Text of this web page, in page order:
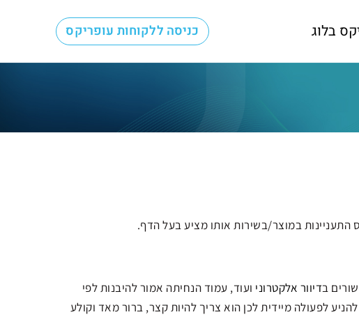
בלוג כניסה ללקוחות עופריקס
התעניינות במוצר/בשירות אותו מציע בעל הדף.
בדיוור אלקטרוני ועוד, עמוד הנחיתה אמור להיבנות לפי
לפעולה מיידית לכן הוא צריך להיות קצר, ברור מאד וקולע